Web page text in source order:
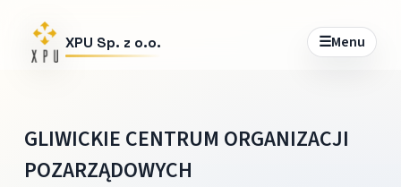
XPU Sp. z o.o. ☰Menu
GLIWICKIE CENTRUM ORGANIZACJI
POZARZĄDOWYCH